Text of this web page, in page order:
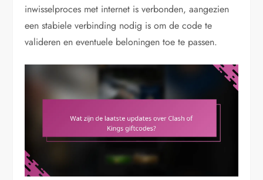
inwisselproces met internet is verbonden, aangezien
een stabiele verbinding nodig is om de code te
valideren en eventuele beloningen toe te passen.